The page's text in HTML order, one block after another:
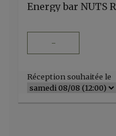
-
Réception souhaitée le